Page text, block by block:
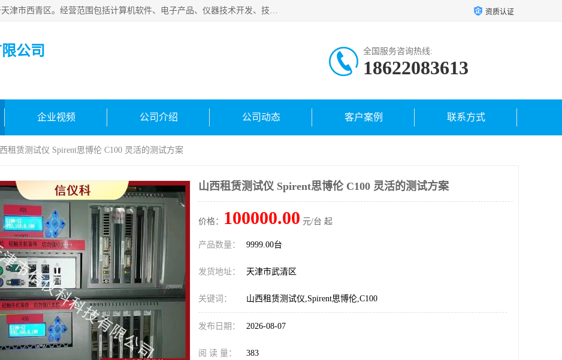
天津市信仪科科技有限公司成立于2013年，注册地位于天津市西青区。经营范围包括计算机软件、电子产品、仪器技术开发、技术转让、技术咨询、技术服务、网络工程、电子监控工程安装等；主要产品有：网络流量测试仪、Ixia XM2、XM12、XGS2、XGS12、400T、1600T、X16网络协议分析仪，Agilent N2X 等等各种型号，欢迎来电咨询。 资质认证
公司 全国服务咨询热线:
18622083613
企业视频 公司介绍 公司动态 客户案例 联系方式
租赁测试仪 Spirent思博伦 C100 灵活的测试方案
山西租赁测试仪 Spirent思博伦 C100 灵活的测试方案
价格： 100000.00 元/台 起
产品数量： 9999.00台
发货地址： 天津市武清区
关键词： 山西租赁测试仪,Spirent思博伦,C100
发布日期： 2026-08-07
阅 读 量： 383